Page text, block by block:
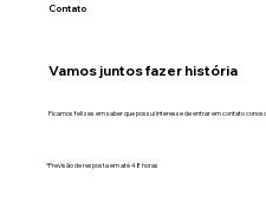
Contato
Vamos juntos fazer história
Ficamos felizes em saber que possui interesse de entrar em contato
*Previsão de resposta em até 48 horas